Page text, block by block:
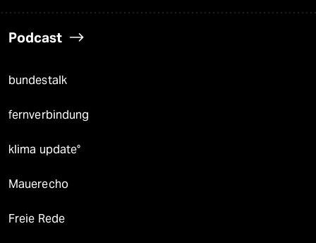
Podcast
bundestalk
fernverbindung
klima update°
Mauerecho
Freie Rede